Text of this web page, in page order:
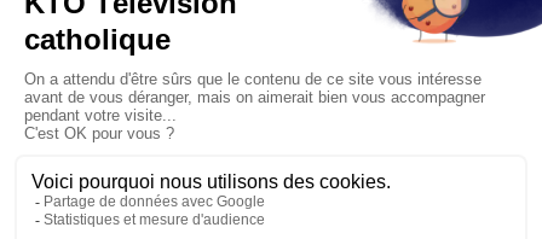
La visite pastorale du pape Léon
XIV à Assise à suivre sur KTO le
jeudi 6 août
Le pape en Uruguay, Argentine et
Pérou du 6 au 17 novembre 2026